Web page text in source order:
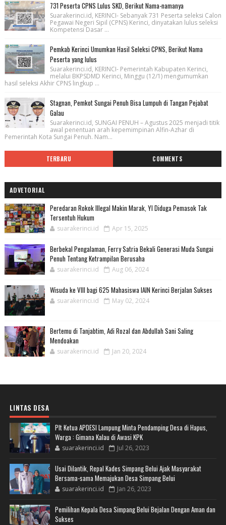
731 Peserta CPNS Lulus SKD, Berikut Nama-namanya
Suarakerinci.id, KERINCI- Sebanyak 731 Peserta seleksi Calon
Pegawai Negeri Sipil (CPNS) Kerinci, dinyatakan lulus seleksi
Kompetensi Dasar ...
Pemkab Kerinci Umumkan Hasil Seleksi CPNS, Berikut Nama
Peserta yang lulus
Suarakerinci.id, KERINCI- Pemerintah Kabupaten Kerinci,
melalui BKPSDMD Kerinci, Minggu (12/1) mengumumkan
hasil seleksi Akhir CPNS lingkup ...
Stagnan, Pemkot Sungai Penuh Bisa Lumpuh di Tangan Pejabat
Galau
Suarakerinci.id, SUNGAI PENUH – Agustus 2025 menjadi titik
awal penentuan arah kepemimpinan Alfin-Azhar di
Pemerintah Kota Sungai Penuh. Nam...
TERBARU COMMENTS
ADVETORIAL
Peredaran Rokok Illegal Makin Marak, YI Diduga Pemasok Tak
Tersentuh Hukum
suarakerinci.id Apr 15, 2025
Berbekal Pengalaman, Ferry Satria Bekali Generasi Muda Sungai
Penuh Tentang Ketrampilan Berusaha
suarakerinci.id Aug 06, 2024
Wisuda ke VIII bagi 625 Mahasiswa IAIN Kerinci Berjalan Sukses
suarakerinci.id May 02, 2024
Bertemu di Tanjabtim, Adi Rozal dan Abdullah Sani Saling
Mendoakan
suarakerinci.id Jan 20, 2024
LINTAS DESA
Plt Ketua APDESI Lampung Minta Pendamping Desa di Hapus,
Warga : Gimana Kalau di Awasi KPK
suarakerinci.id Jul 26, 2023
Usai Dilantik, Repal Kades Simpang Belui Ajak Masyarakat
Bersama-sama Memajukan Desa Simpang Belui
suarakerinci.id Jan 26, 2023
Pemilihan Kepala Desa Simpang Belui Bejalan Dengan Aman dan
Sukses